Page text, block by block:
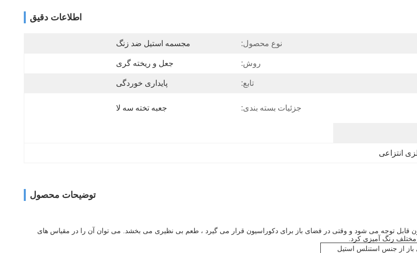
اطلاعات دقیق
نوع محصول: مجسمه استیل ضد زنگ
روش: جعل و ریخته گری
تابع: پایداری خوردگی
جزئیات بسته بندی: جعبه تخته سه لا
انتزاعی
توضیحات محصول
قابل توجه می شود و وقتی در فضای باز برای دکوراسیون قرار می گیرد ، طعم بی نظیری می بخشد. می توان آن را در مقیاس های
رنگ آمیزی کرد.
از جنس استنلس استیل